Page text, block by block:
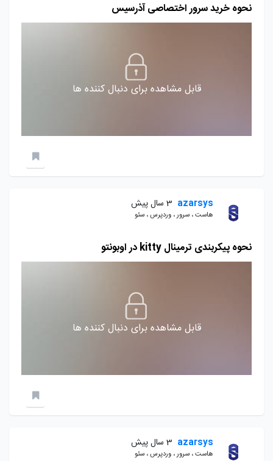
نحوه خرید سرور اختصاصی آذرسیس
قابل مشاهده برای دنبال کننده ها
azarsys 3 سال پیش
هاست ، سرور ، وردپرس ، سئو
نحوه پیکربندی ترمینال kitty در اوبونتو
قابل مشاهده برای دنبال کننده ها
azarsys 3 سال پیش
هاست ، سرور ، وردپرس ، سئو